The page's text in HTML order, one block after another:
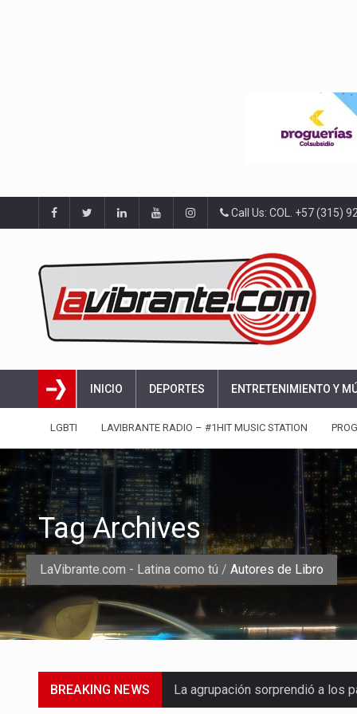
Call Us: COL. +57 (315)
INICIO DEPORTES ENTRETENIMIENTO Y
LGBTI LAVIBRANTE RADIO – #1HIT MUSIC STATION
LaVibrante.com - Latina como tú / Autores de Libro
Tag Archives
BREAKING NEWS La agrupación sorprendió a los